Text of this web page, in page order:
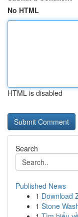
No HTML
HTML is disabled
Search
Published News
1 Download
1 Stone